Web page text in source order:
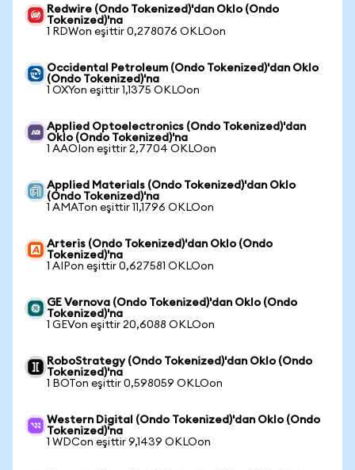
Redwire (Ondo Tokenized)'dan Oklo (Ondo
Tokenized)'na
1 RDWon eşittir 0,278076 OKLOon
Occidental Petroleum (Ondo Tokenized)'dan Oklo
(Ondo Tokenized)'na
1 OXYon eşittir 1,1375 OKLOon
Applied Optoelectronics (Ondo Tokenized)'dan
Oklo (Ondo Tokenized)'na
1 AAOIon eşittir 2,7704 OKLOon
Applied Materials (Ondo Tokenized)'dan Oklo
(Ondo Tokenized)'na
1 AMATon eşittir 11,1796 OKLOon
Arteris (Ondo Tokenized)'dan Oklo (Ondo
Tokenized)'na
1 AIPon eşittir 0,627581 OKLOon
GE Vernova (Ondo Tokenized)'dan Oklo (Ondo
Tokenized)'na
1 GEVon eşittir 20,6088 OKLOon
RoboStrategy (Ondo Tokenized)'dan Oklo (Ondo
Tokenized)'na
1 BOTon eşittir 0,598059 OKLOon
Western Digital (Ondo Tokenized)'dan Oklo (Ondo
Tokenized)'na
1 WDCon eşittir 9,1439 OKLOon